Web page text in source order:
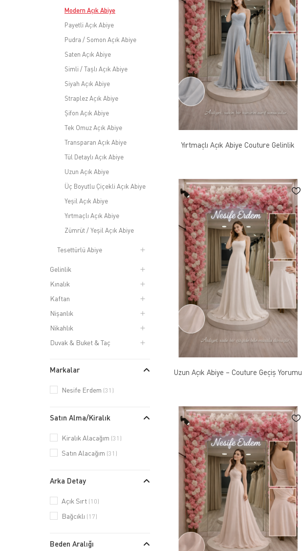
Modern Açık Abiye
Payetli Açık Abiye
Pudra / Somon Açık Abiye
Saten Açık Abiye
Simli / Taşlı Açık Abiye
Siyah Açık Abiye
Straplez Açık Abiye
Şifon Açık Abiye
Tek Omuz Açık Abiye
Transparan Açık Abiye
Tül Detaylı Açık Abiye
Uzun Açık Abiye
Üç Boyutlu Çiçekli Açık Abiye
Yeşil Açık Abiye
Yırtmaçlı Açık Abiye
Zümrüt / Yeşil Açık Abiye
Tesettürlü Abiye
Gelinlik
Kınalık
Kaftan
Nişanlık
Nikahlık
Duvak & Buket & Taç
Markalar
Nesife Erdem (31)
Satın Alma/Kiralık
Kiralık Alacağım (31)
Satın Alacağım (31)
Arka Detay
Açık Sırt (10)
Bağcıklı (17)
Beden Aralığı
Yırtmaçlı Açık Abiye Couture Gelinlik
Uzun Açık Abiye – Couture Geçiş Yorumu